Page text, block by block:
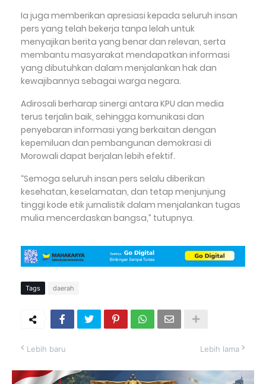
Ia juga memberikan apresiasi kepada seluruh insan
pers yang telah bekerja tanpa lelah untuk
menyajikan berita yang benar dan relevan, serta
membantu masyarakat mendapatkan informasi
yang dibutuhkan dalam menjalankan hak dan
kewajibannya sebagai warga negara.
Adirosali berharap sinergi antara KPU dan media
terus terjalin baik, sehingga komunikasi dan
penyebaran informasi yang berkaitan dengan
kepemiluan dan pembangunan demokrasi di
Morowali dapat berjalan lebih efektif.
“Semoga seluruh insan pers selalu diberikan
kesehatan, keselamatan, dan tetap menjunjung
tinggi kode etik jurnalistik dalam menjalankan tugas
mulia mencerdaskan bangsa,” tutupnya.
Tags daerah
Lebih baru Lebih lama